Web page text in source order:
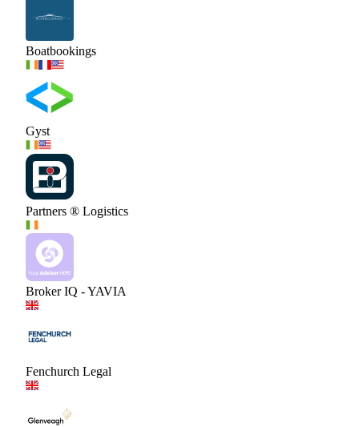
Boatbookings
Gyst
Partners ® Logistics
Broker IQ - YAVIA
Fenchurch Legal